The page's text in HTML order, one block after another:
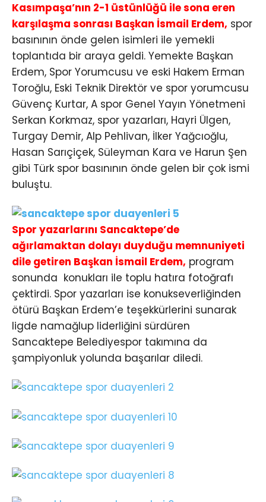
Kasımpaşa’nın 2-1 üstünlüğü ile sona eren
karşılaşma sonrası Başkan İsmail Erdem, spor
basınının önde gelen isimleri ile yemekli
toplantıda bir araya geldi. Yemekte Başkan
Erdem, Spor Yorumcusu ve eski Hakem Erman
Toroğlu, Eski Teknik Direktör ve spor yorumcusu
Güvenç Kurtar, A spor Genel Yayın Yönetmeni
Serkan Korkmaz, spor yazarları, Hayri Ülgen,
Turgay Demir, Alp Pehlivan, İlker Yağcıoğlu,
Hasan Sarıçiçek, Süleyman Kara ve Harun Şen
gibi Türk spor basınının önde gelen bir çok ismi
buluştu.
Spor yazarlarını Sancaktepe’de
ağırlamaktan dolayı duyduğu memnuniyeti
dile getiren Başkan İsmail Erdem, program
sonunda konukları ile toplu hatıra fotoğrafı
çektirdi. Spor yazarları ise konukseverliğinden
ötürü Başkan Erdem’e teşekkürlerini sunarak
ligde namağlup liderliğini sürdüren
Sancaktepe Belediyespor takımına da
şampiyonluk yolunda başarılar diledi.